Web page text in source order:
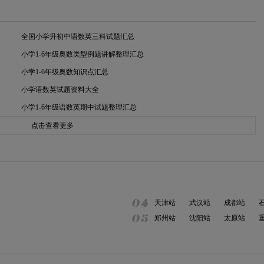
全国小学升初中语数英三科试题汇总
小学1-6年级奥数类型例题讲解整理汇总
小学1-6年级奥数知识点汇总
小学语数英试题资料大全
小学1-6年级语数英期中试题整理汇总
点击查看更多
天津站 武汉站 成都站
郑州站
沈阳站 太原站